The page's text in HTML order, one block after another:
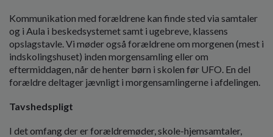
Kommunikation med forældrene kan finde sted via samtaler
og i Aula i beskedsystemet samt i ugebreve, klassens
opslagstavle. Vi møder også forældrene om morgenen (mest i
indskolingshuset) inden morgensamling eller om
eftermiddagen, når de henter børn i skolen før UFO. En del
forældre deltager jævnligt i morgensamlingerne i afdelingen.
Tavshedspligt
I det omfang der er forældremøder, skole-hjemsamtaler,